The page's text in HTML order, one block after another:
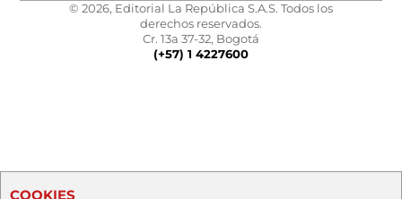
© 2026, Editorial La República S.A.S. Todos los
derechos reservados.
Cr. 13a 37-32, Bogotá
(+57) 1 4227600
COOKIES